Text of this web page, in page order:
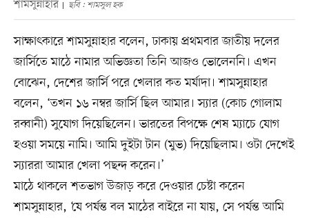
শামসুন্নাহার ছবি : শামসুল হক
সাক্ষাৎকারে শামসুন্নাহার বলেন, ঢাকায় প্রথমবার জাতীয় দলের
জার্সিতে মাঠে নামার অভিজ্ঞতা তিনি আজও ভোলেননি। এখন
বোঝেন, দেশের জার্সি পরে খেলার কত মর্যাদা। শামসুন্নাহার
বলেন, ‘তখন ১৬ নম্বর জার্সি ছিল আমার। স্যার (কোচ গোলাম
রব্বানী) সুযোগ দিয়েছিলেন। ভারতের বিপক্ষে শেষ ম্যাচে যোগ
হওয়া সময়ে নামি। আমি দুইটা টান (মুভ) দিয়েছিলাম। ওটা দেখেই
স্যাররা আমার খেলা পছন্দ করেন।’
মাঠে থাকলে শতভাগ উজাড় করে দেওয়ার চেষ্টা করেন
শামসুন্নাহার, ‘যে পর্যন্ত বল মাঠের বাইরে না যায়, সে পর্যন্ত আমি